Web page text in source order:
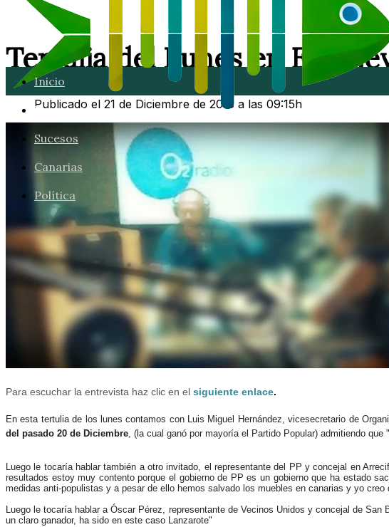
Inicio
Lanzarote
Sucesos
Canarias
Política
Tertulia del Lunes en El
Publicado el 21 de Diciembre de 2015 a las 09:15h
Para escuchar la entrevista haz clic en el siguiente enlace.
En esta tertulia de los lunes contamos con Luis Miguel Hernández, vicesecretario de
del pasado 20 de Diciembre, (la cual ganó por mayoría el Partido Popular) admitiendo
Luego le tocaría hablar también a otro invitado, el representante del PP y concejal en
resultados estoy muy contento porque el gobierno de PP es un gobierno que ha estado
medidas anti-populistas y a pesar de ello hemos salvado los muebles en canarias y yo
Luego le tocaría hablar a Óscar Pérez, representante de Vecinos Unidos y concejal de
un claro ganador, ha sido en este caso Lanzarote"